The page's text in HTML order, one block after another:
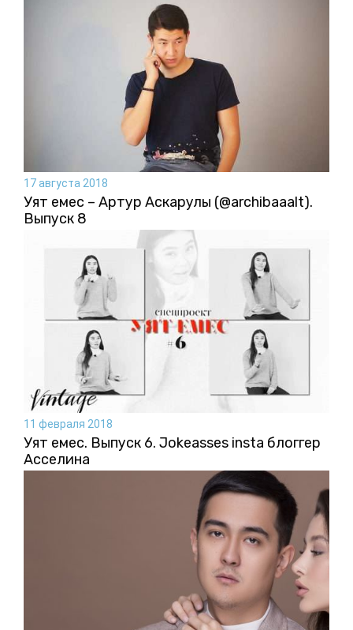
17 августа 2018
Уят емес – Артур Аскарулы (@archibaaalt).
Выпуск 8
11 февраля 2018
Уят емес. Выпуск 6. Jokeasses insta блоггер
Асселина